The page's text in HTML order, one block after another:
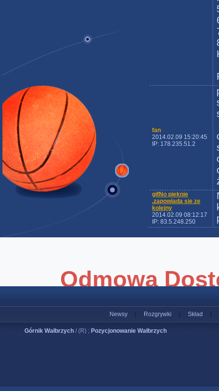
fan
2014.02.09 15:20:45
IP: 178.235.51.2
gifNo pieknie
.zapowiada sie ze
kolejny
2014.02.09 08:12:17
IP: 83.5.248.250
Newsy Rozgrywki Skład
Górnik Wałbrzych / (R) ; Pozycjonowanie Wałbrzych